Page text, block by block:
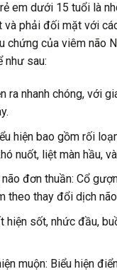
em dưới 15 tuổi là
và phải đối mặt với
chứng của viêm não
như sau:
ra nhanh chóng, với
hiện bao gồm rối
nuốt, liệt màn hầu,
đơn thuần: Cổ
theo thay đổi dịch
hiện sốt, nhức đầu,
muộn: Biểu hiện